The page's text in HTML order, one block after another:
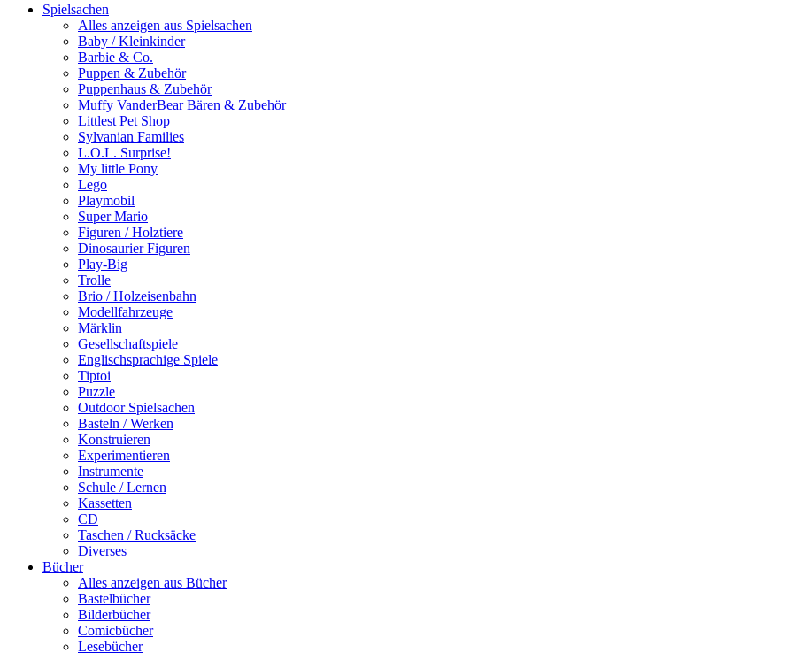
Spielsachen
Alles anzeigen aus Spielsachen
Baby / Kleinkinder
Barbie & Co.
Puppen & Zubehör
Puppenhaus & Zubehör
Muffy VanderBear Bären & Zubehör
Littlest Pet Shop
Sylvanian Families
L.O.L. Surprise!
My little Pony
Lego
Playmobil
Super Mario
Figuren / Holztiere
Dinosaurier Figuren
Play-Big
Trolle
Brio / Holzeisenbahn
Modellfahrzeuge
Märklin
Gesellschaftspiele
Englischsprachige Spiele
Tiptoi
Puzzle
Outdoor Spielsachen
Basteln / Werken
Konstruieren
Experimentieren
Instrumente
Schule / Lernen
Kassetten
CD
Taschen / Rucksäcke
Diverses
Bücher
Alles anzeigen aus Bücher
Bastelbücher
Bilderbücher
Comicbücher
Lesebücher